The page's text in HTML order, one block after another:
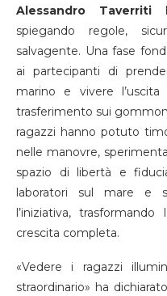
Alessandro Taverriti
spiegando regole,
salvagente. Una fase
ai partecipanti di
marino e vivere
trasferimento sui
ragazzi hanno potuto
nelle manovre,
spazio di libertà e
laboratori sul mare e
l’iniziativa,
crescita completa.
«Vedere i ragazzi
straordinario» ha